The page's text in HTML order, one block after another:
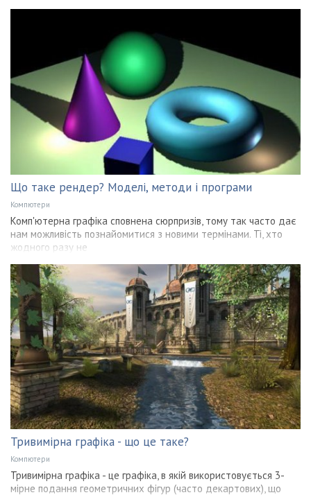
Що таке рендер? Моделі, методи і програми
Компютери
Комп'ютерна графіка сповнена сюрпризів, тому так часто дає
нам можливість познайомитися з новими термінами. Ті, хто
жодного разу не
Тривимірна графіка - що це таке?
Компютери
Тривимірна графіка - це графіка, в якій використовується 3-
мірне подання геометричних фігур (часто декартових), що